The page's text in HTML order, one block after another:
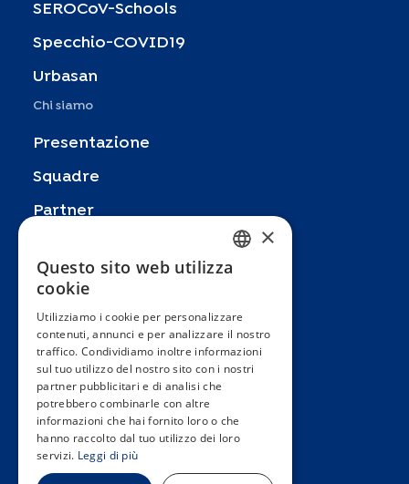
SEROCoV-Schools
Specchio-COVID19
Urbasan
Chi siamo
Presentazione
Squadre
Partner
Zoom In
FAQ
Contatto
Termini e condizioni generali
Hôpitaux Universitaires Genève
Université de Genève
FRENCH
SPANISH
GERMAN
PORTUGUESE
×
Questo sito web utilizza
cookie
Utilizziamo i cookie per personalizzare
contenuti, annunci e per analizzare il nostro
traffico. Condividiamo inoltre informazioni
sul tuo utilizzo del nostro sito con i nostri
partner pubblicitari e di analisi che
potrebbero combinarle con altre
informazioni che hai fornito loro o che
hanno raccolto dal tuo utilizzo dei loro
servizi. Leggi di più